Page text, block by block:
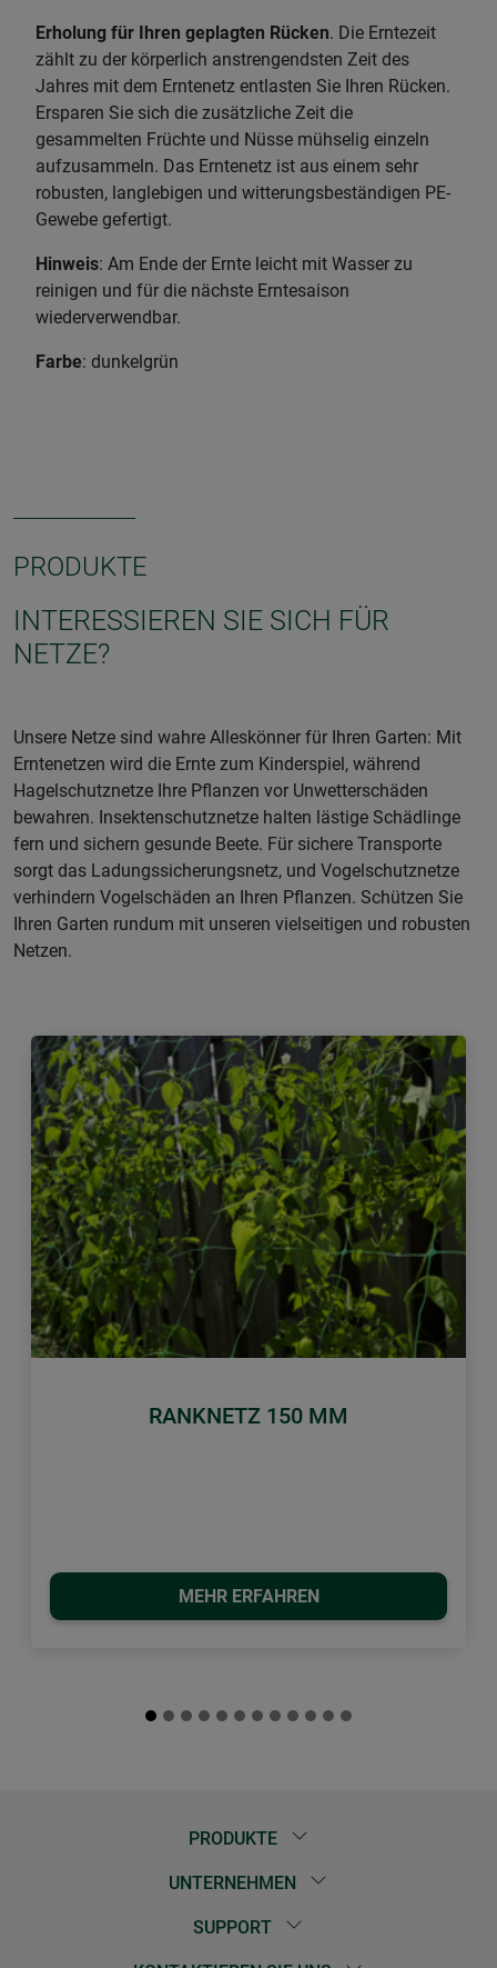
Erholung für Ihren geplagten Rücken. Die Erntezeit
zählt zu der körperlich anstrengendsten Zeit des
Jahres mit dem Erntenetz entlasten Sie Ihren Rücken.
Ersparen Sie sich die zusätzliche Zeit die
gesammelten Früchte und Nüsse mühselig einzeln
aufzusammeln. Das Erntenetz ist aus einem sehr
robusten, langlebigen und witterungsbeständigen PE-
Gewebe gefertigt.
Hinweis: Am Ende der Ernte leicht mit Wasser zu
reinigen und für die nächste Erntesaison
wiederverwendbar.
Farbe: dunkelgrün
PRODUKTE
INTERESSIEREN SIE SICH FÜR
NETZE?
Unsere Netze sind wahre Alleskönner für Ihren Garten: Mit
Erntenetzen wird die Ernte zum Kinderspiel, während
Hagelschutznetze Ihre Pflanzen vor Unwetterschäden
bewahren. Insektenschutznetze halten lästige Schädlinge
fern und sichern gesunde Beete. Für sichere Transporte
sorgt das Ladungssicherungsnetz, und Vogelschutznetze
verhindern Vogelschäden an Ihren Pflanzen. Schützen Sie
Ihren Garten rundum mit unseren vielseitigen und robusten
Netzen.
RANKNETZ 150 MM
MEHR ERFAHREN
Zurück Weiter
PRODUKTE
UNTERNEHMEN
SUPPORT